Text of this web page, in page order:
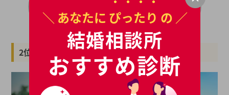
ツヴァイのパンフはこちら
2位 リングベル
＼ あなたに ぴったり の ／
結婚相談所
おすすめ診断